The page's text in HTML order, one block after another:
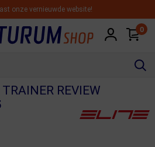
onze vernieuwde website!
0
REVIEW